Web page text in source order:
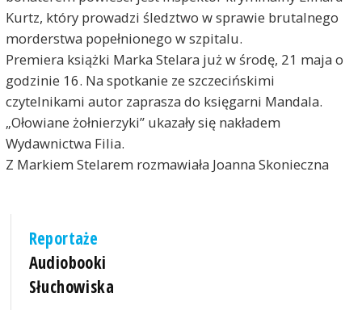
Kurtz, który prowadzi śledztwo w sprawie brutalnego
morderstwa popełnionego w szpitalu.
Premiera książki Marka Stelara już w środę, 21 maja o
godzinie 16. Na spotkanie ze szczecińskimi
czytelnikami autor zaprasza do księgarni Mandala.
„Ołowiane żołnierzyki” ukazały się nakładem
Wydawnictwa Filia.
Z Markiem Stelarem rozmawiała Joanna Skonieczna
Reportaże
Audiobooki
Słuchowiska